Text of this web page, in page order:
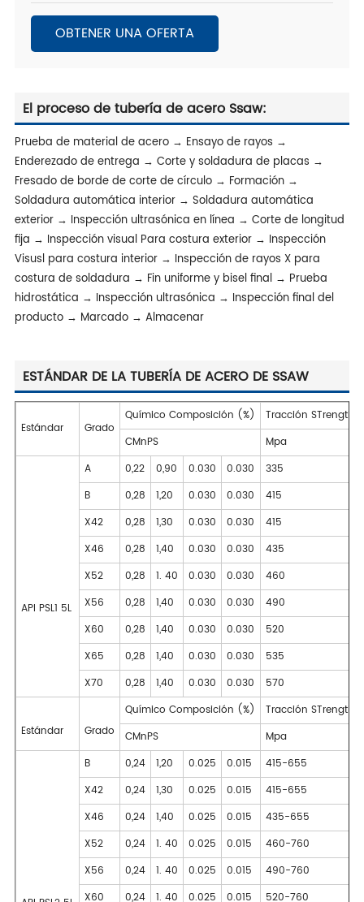
OBTENER UNA OFERTA
El proceso de tubería de acero Ssaw:
Prueba de material de acero → Ensayo de rayos →
Enderezado de entrega → Corte y soldadura de placas →
Fresado de borde de corte de círculo → Formación →
Soldadura automática interior → Soldadura automática
exterior → Inspección ultrasónica en línea → Corte de longitud
fija → Inspección visual Para costura exterior → Inspección
Visusl para costura interior → Inspección de rayos X para
costura de soldadura → Fin uniforme y bisel final → Prueba
hidrostática → Inspección ultrasónica → Inspección final del
producto → Marcado → Almacenar
ESTÁNDAR DE LA TUBERÍA DE ACERO DE SSAW
Estándar Grado
Químico Composición (%)
Tracción
CMnPS
Mpa
API PSL1 5L
A 0,22 0,90 0.030 0.030
335
B
0,28 1,20 0.030 0.030
415
X42
0,28 1,30 0.030 0.030
415
X46
0,28 1,40 0.030 0.030
435
X52
0,28 1. 40 0.030 0.030
460
X56
0,28 1,40 0.030 0.030
490
X60
0,28 1,40 0.030 0.030
520
X65
0,28 1,40 0.030 0.030
535
X70
0,28 1,40 0.030 0.030 570
Estándar Grado
Químico Composición (%)
Tracción STrength
CMnPS
Mpa
B 0,24 1,20 0.025 0.015
415-655
X42
0,24 1,30 0.025 0.015
415-655
X46
0,24 1,40 0.025 0.015
435-655
X52
0,24 1. 40 0.025 0.015
460-760
X56
0,24 1. 40 0.025 0.015
490-760
X60
0,24 1. 40 0.025 0.015 520-760